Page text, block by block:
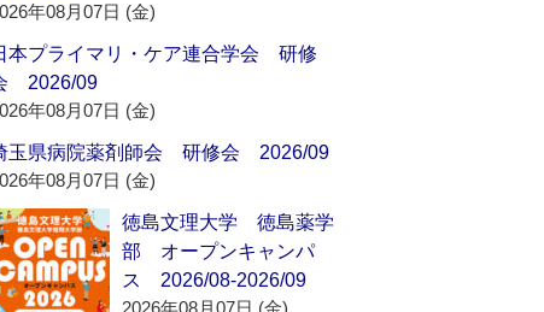
年08月07日 (金)
本プライマリ・ケア連合学会 研修
2026/09
年08月07日 (金)
玉県病院薬剤師会 研修会 2026/09
年08月07日 (金)
徳島文理大学 徳島薬学
部 オープンキャンパ
ス 2026/08-2026/09
2026年08月07日 (金)